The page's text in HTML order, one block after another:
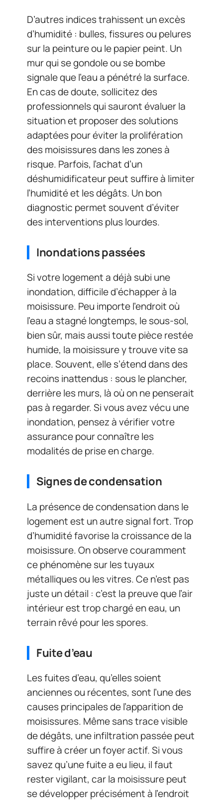
D’autres indices trahissent un excès
d’humidité : bulles, fissures ou pelures
sur la peinture ou le papier peint. Un
mur qui se gondole ou se bombe
signale que l’eau a pénétré la surface.
En cas de doute, sollicitez des
professionnels qui sauront évaluer la
situation et proposer des solutions
adaptées pour éviter la prolifération
des moisissures dans les zones à
risque. Parfois, l’achat d’un
déshumidificateur peut suffire à limiter
l’humidité et les dégâts. Un bon
diagnostic permet souvent d’éviter
des interventions plus lourdes.
Inondations passées
Si votre logement a déjà subi une
inondation, difficile d’échapper à la
moisissure. Peu importe l’endroit où
l’eau a stagné longtemps, le sous-sol,
bien sûr, mais aussi toute pièce restée
humide, la moisissure y trouve vite sa
place. Souvent, elle s’étend dans des
recoins inattendus : sous le plancher,
derrière les murs, là où on ne penserait
pas à regarder. Si vous avez vécu une
inondation, pensez à vérifier votre
assurance pour connaître les
modalités de prise en charge.
Signes de condensation
La présence de condensation dans le
logement est un autre signal fort. Trop
d’humidité favorise la croissance de la
moisissure. On observe couramment
ce phénomène sur les tuyaux
métalliques ou les vitres. Ce n’est pas
juste un détail : c’est la preuve que l’air
intérieur est trop chargé en eau, un
terrain rêvé pour les spores.
Fuite d’eau
Les fuites d’eau, qu’elles soient
anciennes ou récentes, sont l’une des
causes principales de l’apparition de
moisissures. Même sans trace visible
de dégâts, une infiltration passée peut
suffire à créer un foyer actif. Si vous
savez qu’une fuite a eu lieu, il faut
rester vigilant, car la moisissure peut
se développer précisément à l’endroit